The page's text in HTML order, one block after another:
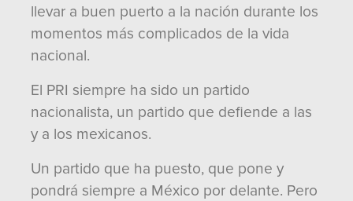
llevar a buen puerto a la nación durante los
momentos más complicados de la vida
nacional.
El PRI siempre ha sido un partido
nacionalista, un partido que defiende a las
y a los mexicanos.
Un partido que ha puesto, que pone y
pondrá siempre a México por delante. Pero